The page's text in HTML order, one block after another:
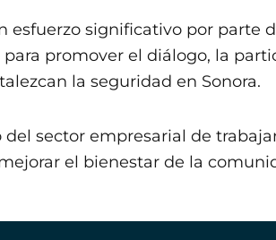
esfuerzo significativo por parte
promover el diálogo, la
la seguridad en Sonora.
del sector empresarial de
el bienestar de la